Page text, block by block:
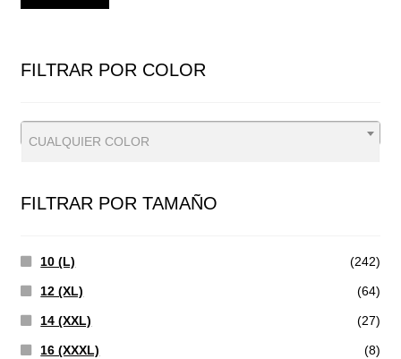
FILTRAR POR COLOR
CUALQUIER COLOR
FILTRAR POR TAMAÑO
10 (L) (242)
12 (XL) (64)
14 (XXL) (27)
16 (XXXL) (8)